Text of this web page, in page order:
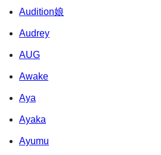
Audition娘
Audrey
AUG
Awake
Aya
Ayaka
Ayumu